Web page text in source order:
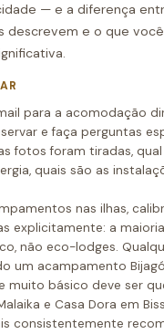
— e a diferença
descrevem e o que você
para a acomodação
e faça perguntas
fotos foram tiradas, qual
quais são as
nas ilhas,
explicitamente: a maioria
não eco-lodges.
um acampamento
muito básico deve ser
e Casa Dora em
consistentemente